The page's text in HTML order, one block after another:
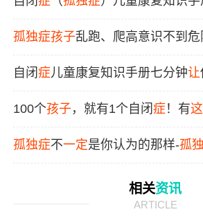
孤独症孩子乱跑、爬高意识不到
么做？
自闭症儿童康复知识手册七分钟让
症/自闭症
100个孩子 ，就有1个自闭症 ！有这
医生
孤独症不一定是你认为的那样-孤
相关资讯
ARTICLE